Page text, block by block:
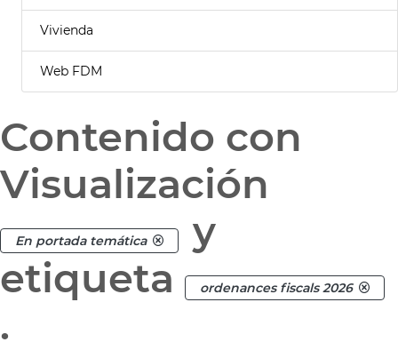
Vivienda
Web FDM
Contenido con
Visualización
En portada temática
y
etiqueta
ordenances fiscals 2026
.